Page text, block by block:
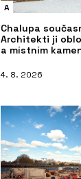
A
Chalupa
Architekti ji
a místním
4. 8. 2026